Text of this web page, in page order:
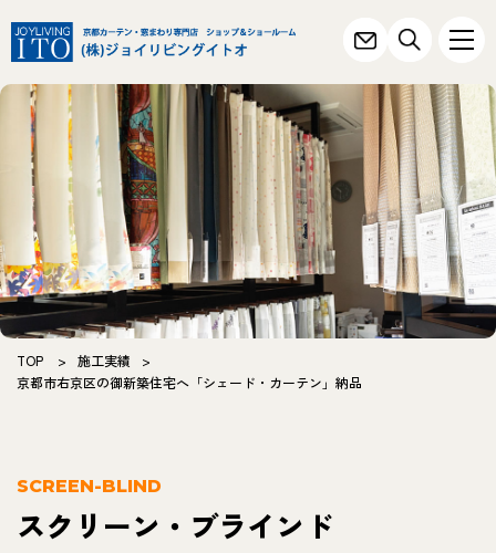
TOP > 施工実績
>
京都市右京区の御新築住宅へ「シェード・カーテン」納品
SCREEN-BLIND
スクリーン・ブラインド